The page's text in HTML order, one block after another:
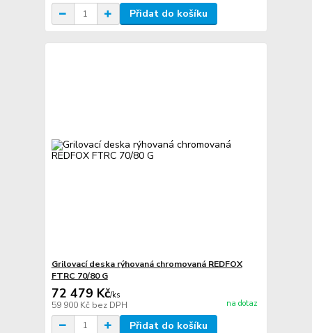
Přidat do košíku
Grilovací deska rýhovaná chromovaná REDFOX
FTRC 70/80 G
72 479 Kč/ks
59 900 Kč bez DPH na dotaz
Přidat do košíku